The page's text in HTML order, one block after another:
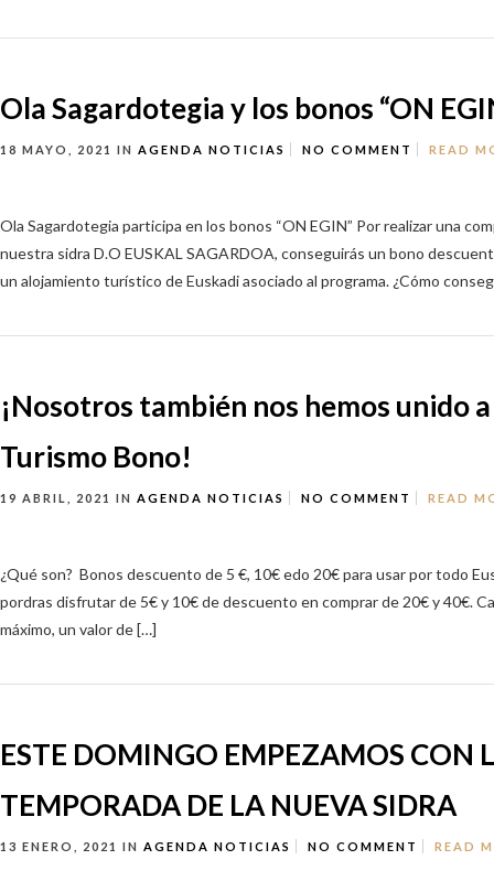
Ola Sagardotegia y los bonos “ON
18 MAYO, 2021 IN AGENDA NOTICIAS NO COMMENT READ
Ola Sagardotegia participa en los bonos “ON EGIN” Por realizar una
nuestra sidra D.O EUSKAL SAGARDOA, conseguirás un bono
un alojamiento turístico de Euskadi asociado al programa. ¿Cómo
¡Nosotros también nos hemos unido
Turismo Bono!
19 ABRIL, 2021 IN AGENDA NOTICIAS NO COMMENT READ
¿Qué son? Bonos descuento de 5 €, 10€ edo 20€ para usar por todo
pordras disfrutar de 5€ y 10€ de descuento en comprar de 20€ y 40€.
máximo, un valor de […]
ESTE DOMINGO EMPEZAMOS CON
TEMPORADA DE LA NUEVA SIDRA
13 ENERO, 2021 IN AGENDA NOTICIAS NO COMMENT READ